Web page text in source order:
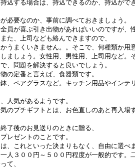
込する場合は、持込できるのか、持込がで
必要なのか、事前に調べておきましょう。
員が喜ぶ引き出物があればいいのですが、
た、上司なども絡んできますので、
うまくいきません。。そこで、何種類か用
ましょう。女性用、男性用、上司用など。
、問題を解決すると良いでしょう。
の定番と言えば、食器類です。
、ペアグラスなど。キッチン用品やインテ
人気があるようです。
のプチギフトとは、お色直しのあと再入場
了後のお見送りのときに贈る、
レゼントのことです。
、これといった決まりもなく、自由に選べ
人３００円～５００円程度が一般的です。
て、